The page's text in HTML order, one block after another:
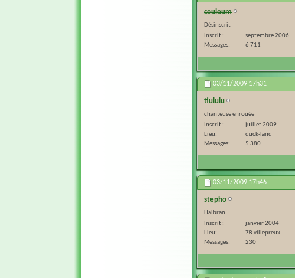
couloum
Désinscrit
Inscrit
septembre 2006
Messages
6 711
03/11/2009 17h31
tiululu
chanteuse enrouée
Inscrit
juillet 2009
Lieu
duck-land
Messages
5 380
03/11/2009 17h46
stepho
Halbran
Inscrit
janvier 2004
Lieu
78 villepreux
Messages
230